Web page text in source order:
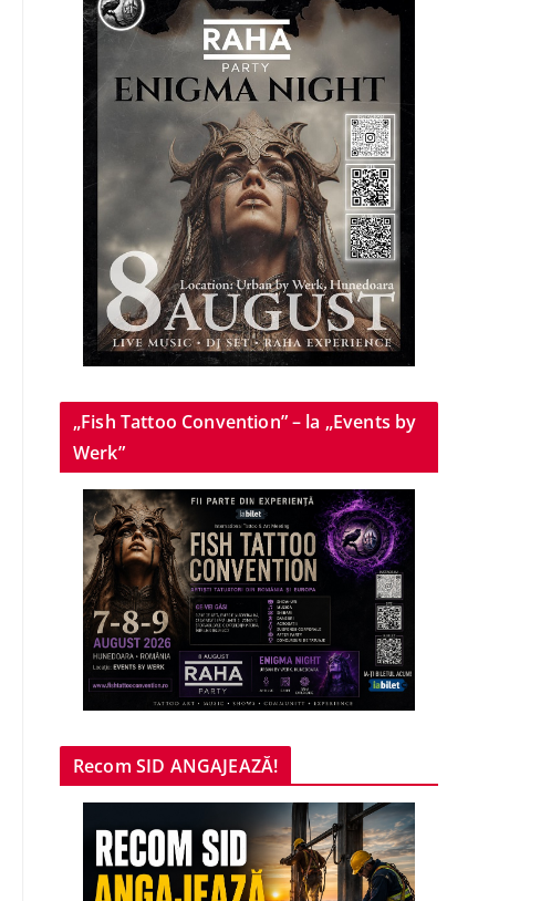
„Fish Tattoo Convention” – la „Events by
Werk”
Recom SID ANGAJEAZĂ!